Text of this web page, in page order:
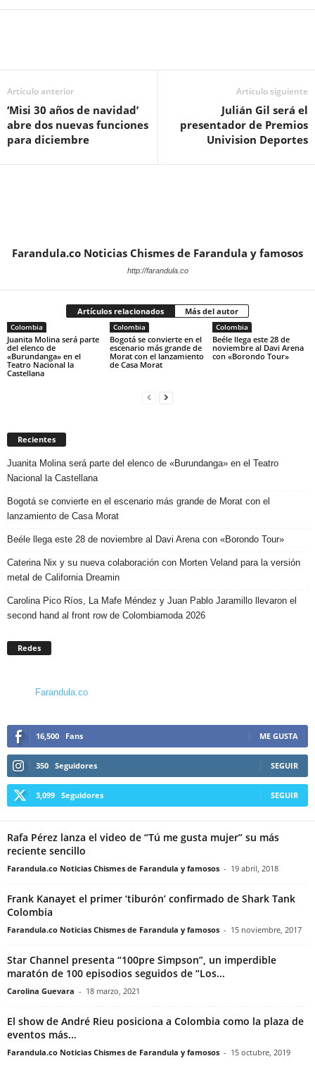
Artículo anterior
‘Misi 30 años de navidad’
abre dos nuevas funciones
para diciembre
Artículo siguiente
Julián Gil será el
presentador de Premios
Univision Deportes
Farandula.co Noticias Chismes de Farandula y famosos
http://farandula.co
Artículos relacionados Más del autor
Colombia
Juanita Molina será parte
del elenco de
«Burundanga» en el
Teatro Nacional la
Castellana
Colombia
Bogotá se convierte en el
escenario más grande de
Morat con el lanzamiento
de Casa Morat
Colombia
Beéle llega este 28 de
noviembre al Davi Arena
con «Borondo Tour»
Recientes
Juanita Molina será parte del elenco de «Burundanga» en el Teatro
Nacional la Castellana
Bogotá se convierte en el escenario más grande de Morat con el
lanzamiento de Casa Morat
Beéle llega este 28 de noviembre al Davi Arena con «Borondo Tour»
Caterina Nix y su nueva colaboración con Morten Veland para la versión
metal de California Dreamin
Carolina Pico Ríos, La Mafe Méndez y Juan Pablo Jaramillo llevaron el
second hand al front row de Colombiamoda 2026
Redes
Farandula.co
16,500 Fans ME GUSTA
350 Seguidores SEGUIR
3,099 Seguidores SEGUIR
Rafa Pérez lanza el video de “Tú me gusta mujer” su más
reciente sencillo
Farandula.co Noticias Chismes de Farandula y famosos - 19 abril, 2018
Frank Kanayet el primer ‘tiburón’ confirmado de Shark Tank
Colombia
Farandula.co Noticias Chismes de Farandula y famosos - 15 noviembre, 2017
Star Channel presenta “100pre Simpson”, un imperdible
maratón de 100 episodios seguidos de “Los...
Carolina Guevara - 18 marzo, 2021
El show de André Rieu posiciona a Colombia como la plaza de
eventos más...
Farandula.co Noticias Chismes de Farandula y famosos - 15 octubre, 2019